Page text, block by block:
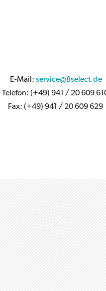
E-Mail:service@8select.de
Telefon:(+49) 941 / 20 609
Fax: (+49) 941 / 20 609 629